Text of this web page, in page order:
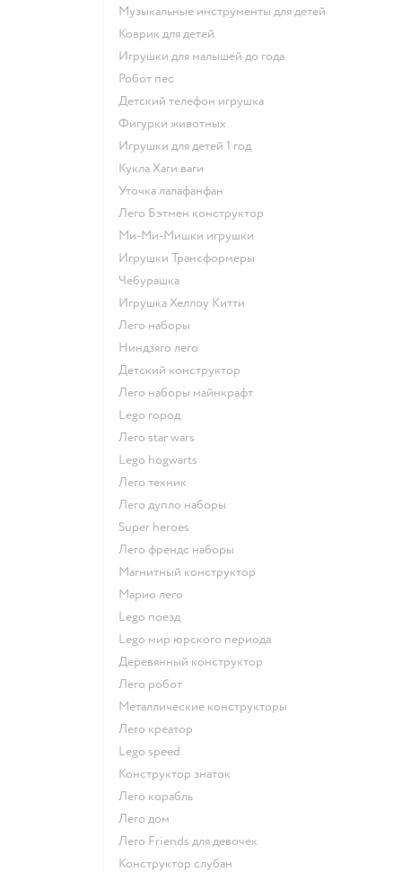
Музыкальные инструменты для детей
Коврик для детей
Игрушки для малышей до года
Робот пес
Детский телефон игрушка
Фигурки животных
Игрушки для детей 1 год
Кукла Хаги ваги
Уточка лалафанфан
Лего Бэтмен конструктор
Ми-Ми-Мишки игрушки
Игрушки Трансформеры
Чебурашка
Игрушка Хеллоу Китти
Лего наборы
Ниндзяго лего
Детский конструктор
Лего наборы майнкрафт
Lego город
Лего star wars
Lego hogwarts
Лего техник
Лего дупло наборы
Super heroes
Лего френдс наборы
Магнитный конструктор
Марио лего
Lego поезд
Lego мир юрского периода
Деревянный конструктор
Лего робот
Металлические конструкторы
Лего креатор
Lego speed
Конструктор знаток
Лего корабль
Лего дом
Лего Friends для девочек
Конструктор слубан